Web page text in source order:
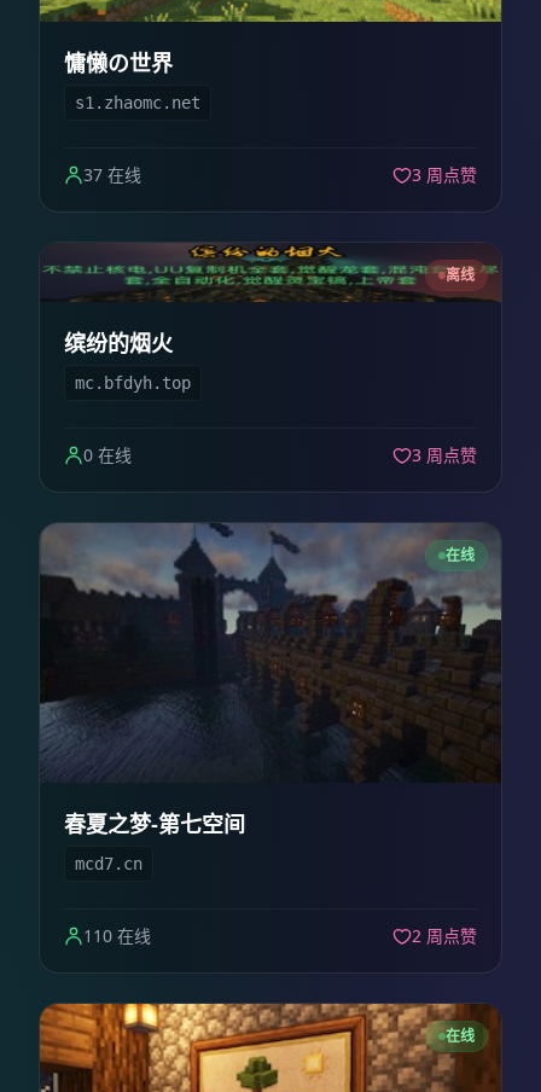
慵懒の世界
s1.zhaomc.net
37 在线 3 周点赞
离线
缤纷的烟火
mc.bfdyh.top
0 在线 3 周点赞
在线
春夏之梦-第七空间
mcd7.cn
110 在线 2 周点赞
在线